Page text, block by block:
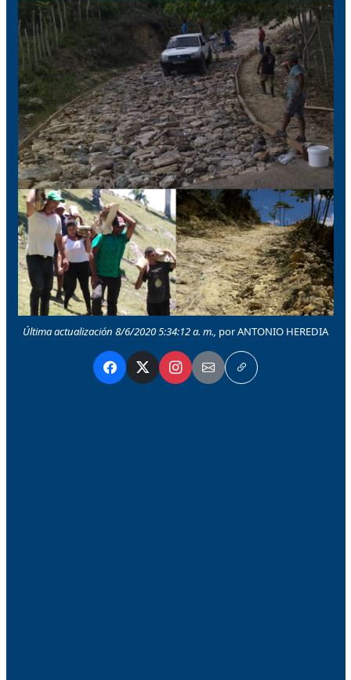
Última actualización 8/6/2020 5:34:12 a. m., por ANTONIO HEREDIA